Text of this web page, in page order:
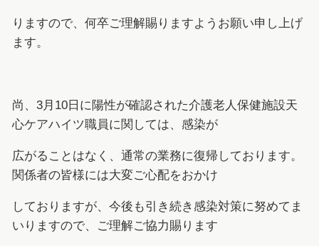
りますので、何卒ご理解賜りますようお願い申し上げ
ます。
尚、3月10日に陽性が確認された介護老人保健施設天
心ケアハイツ職員に関しては、感染が
広がることはなく、通常の業務に復帰しております。
関係者の皆様には大変ご心配をおかけ
しておりますが、今後も引き続き感染対策に努めてま
いりますので、ご理解ご協力賜ります